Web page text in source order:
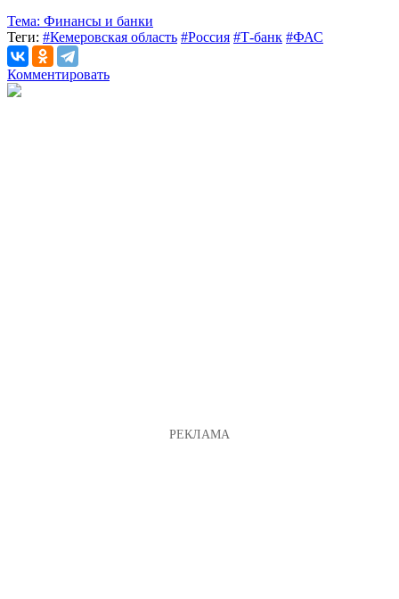
Тема: Финансы и банки
Теги: #Кемеровская область #Россия #Т-банк #ФАС
Комментировать